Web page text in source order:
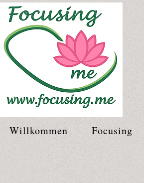
Willkommen Focusing